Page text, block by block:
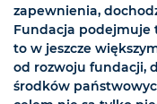
zapewnienia,
Fundacja podejmuje
to w jeszcze
od rozwoju fundacji,
środków